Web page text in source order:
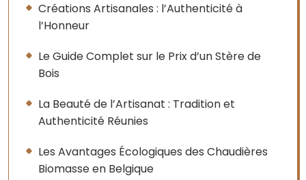
Créations Artisanales : l’Authenticité à
l’Honneur
Le Guide Complet sur le Prix d’un Stère de
Bois
La Beauté de l’Artisanat : Tradition et
Authenticité Réunies
Les Avantages Écologiques des Chaudières
Biomasse en Belgique